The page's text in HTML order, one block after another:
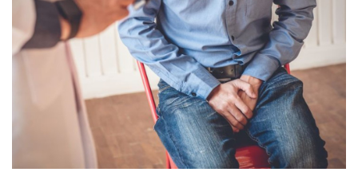
生成式AI與雲端應用
Enterprise Digital Transformation